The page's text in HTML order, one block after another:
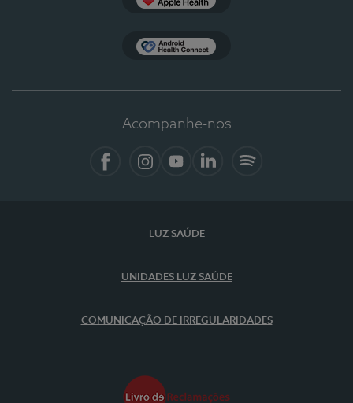
Acompanhe-nos
LUZ SAÚDE
UNIDADES LUZ SAÚDE
COMUNICAÇÃO DE IRREGULARIDADES